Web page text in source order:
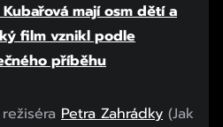
mají osm dětí a
film vznikl podle
příběhu
režiséra Petra Zahrádky (Jak